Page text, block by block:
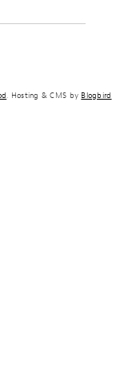
. Hosting & CMS by Blogbird